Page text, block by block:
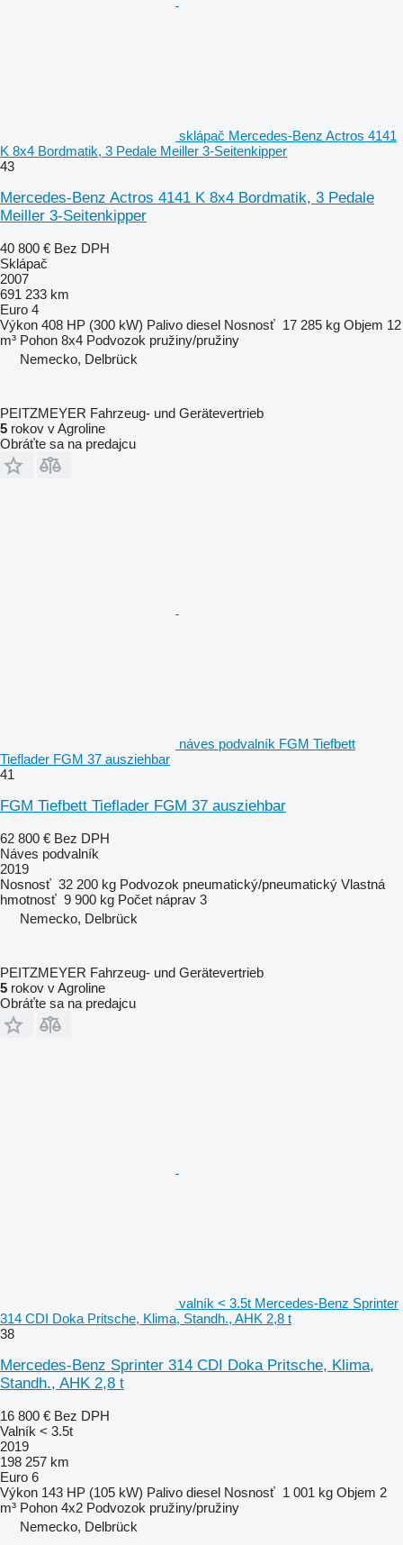
sklápač Mercedes-Benz Actros 4141
K 8x4 Bordmatik, 3 Pedale Meiller 3-Seitenkipper
43
Mercedes-Benz Actros 4141 K 8x4 Bordmatik, 3 Pedale
Meiller 3-Seitenkipper
40 800 € Bez DPH
Sklápač
2007
691 233 km
Euro 4
Výkon 408 HP (300 kW) Palivo diesel Nosnosť 17 285 kg Objem 12
m³ Pohon 8x4 Podvozok pružiny/pružiny
Nemecko, Delbrück
PEITZMEYER Fahrzeug- und Gerätevertrieb
5 rokov v Agroline
Obráťte sa na predajcu
náves podvalník FGM Tiefbett
Tieflader FGM 37 ausziehbar
41
FGM Tiefbett Tieflader FGM 37 ausziehbar
62 800 € Bez DPH
Náves podvalník
2019
Nosnosť 32 200 kg Podvozok pneumatický/pneumatický Vlastná
hmotnosť 9 900 kg Počet náprav 3
Nemecko, Delbrück
PEITZMEYER Fahrzeug- und Gerätevertrieb
5 rokov v Agroline
Obráťte sa na predajcu
valník < 3.5t Mercedes-Benz Sprinter
314 CDI Doka Pritsche, Klima, Standh., AHK 2,8 t
38
Mercedes-Benz Sprinter 314 CDI Doka Pritsche, Klima,
Standh., AHK 2,8 t
16 800 € Bez DPH
Valník < 3.5t
2019
198 257 km
Euro 6
Výkon 143 HP (105 kW) Palivo diesel Nosnosť 1 001 kg Objem 2
m³ Pohon 4x2 Podvozok pružiny/pružiny
Nemecko, Delbrück